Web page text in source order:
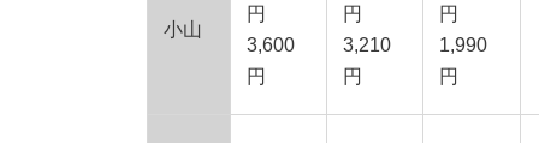
小山
円
3,600
円
円
3,210
円
円
1,990
円